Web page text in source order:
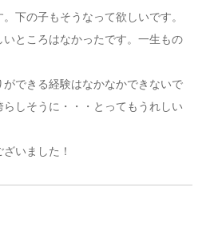
下の子もそうなって欲しいです。
ところはなかったです。一生もの
できる経験はなかなかできないで
しそうに・・・とってもうれしい
ました！